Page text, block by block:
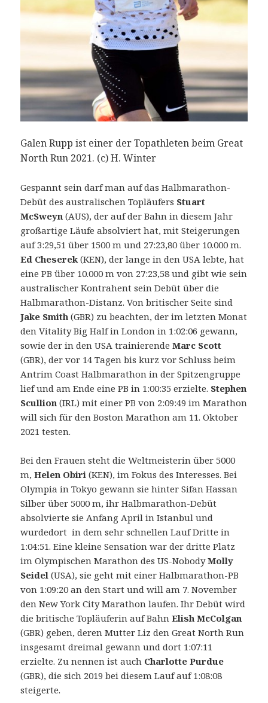
Galen Rupp ist einer der Topathleten beim Great
North Run 2021. (c) H. Winter
Gespannt sein darf man auf das Halbmarathon-
Debüt des australischen Topläufers Stuart
McSweyn (AUS), der auf der Bahn in diesem Jahr
großartige Läufe absolviert hat, mit Steigerungen
auf 3:29,51 über 1500 m und 27:23,80 über 10.000 m.
Ed Cheserek(KEN), der lange in den USA lebte, hat
eine PB über 10.000 m von 27:23,58 und gibt wie sein
australischer Kontrahent sein Debüt über die
Halbmarathon-Distanz. Von britischer Seite sind
Jake Smith (GBR) zu beachten, der im letzten Monat
den Vitality Big Half in London in 1:02:06 gewann,
sowie der in den USA trainierende Marc Scott
(GBR), der vor 14 Tagen bis kurz vor Schluss beim
Antrim Coast Halbmarathon in der Spitzengruppe
lief und am Ende eine PB in 1:00:35 erzielte. Stephen
Scullion (IRL) mit einer PB von 2:09:49 im Marathon
will sich für den Boston Marathon am 11. Oktober
2021 testen.
Bei den Frauen steht die Weltmeisterin über 5000
m,Helen Obiri (KEN), im Fokus des Interesses. Bei
Olympia in Tokyo gewann sie hinter Sifan Hassan
Silber über 5000 m, ihr Halbmarathon-Debüt
absolvierte sie Anfang April in Istanbul und
wurdedort in dem sehr schnellen Lauf Dritte in
1:04:51. Eine kleine Sensation war der dritte Platz
im Olympischen Marathon des US-NobodyMolly
Seidel (USA), sie geht mit einer Halbmarathon-PB
von 1:09:20 an den Start und will am 7. November
den New York City Marathon laufen. Ihr Debüt wird
die britische Topläuferin auf BahnElish McColgan
(GBR) geben, deren Mutter Liz den Great North Run
insgesamt dreimal gewann und dort 1:07:11
erzielte. Zu nennen ist auch Charlotte Purdue
(GBR), die sich 2019 bei diesem Lauf auf 1:08:08
steigerte.